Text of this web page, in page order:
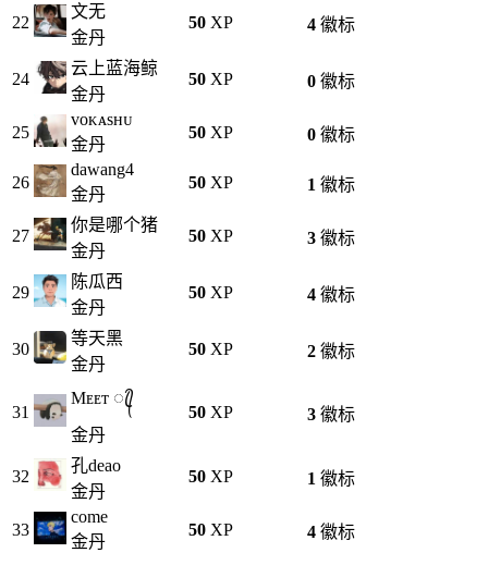
22
文无
金丹
50 XP 4 徽标
24
云上蓝海鲸
金丹
50 XP 0 徽标
25
ᴠᴏᴋᴀsʜᴜ
金丹
50 XP 0 徽标
26
dawang4
金丹
50 XP 1 徽标
27
你是哪个猪
金丹
50 XP 3 徽标
29
陈瓜西
金丹
50 XP 4 徽标
30
等天黑
金丹
50 XP 2 徽标
31
Mᴇᴇᴛ ꦿ᭄
金丹
50 XP 3 徽标
32
孔deao
金丹
50 XP 1 徽标
33
come
金丹
50 XP 4 徽标